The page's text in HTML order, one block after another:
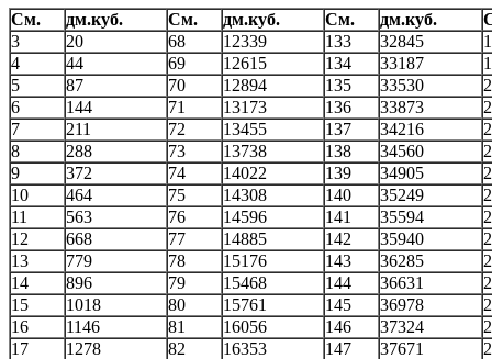
См. дм.куб. См. дм.куб. См. дм.куб.
3
20 68 12339 133 32845
4
44 69 12615 134 33187
5
87 70 12894 135 33530
6
144 71 13173 136 33873
7
211 72 13455 137 34216
8
288 73 13738 138 34560
9
372 74 14022 139 34905
10
464 75 14308 140 35249
11
563 76 14596 141 35594
12
668 77 14885 142 35940
13
779 78 15176 143 36285
14
896 79 15468 144 36631
15
1018 80 15761 145 36978
16
1146 81 16056 146 37324
17
1278 82 16353 147 37671